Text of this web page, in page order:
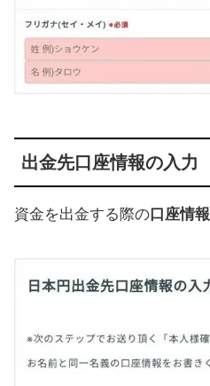
出金先口座情報の入力
資金を出金する際の口座情報